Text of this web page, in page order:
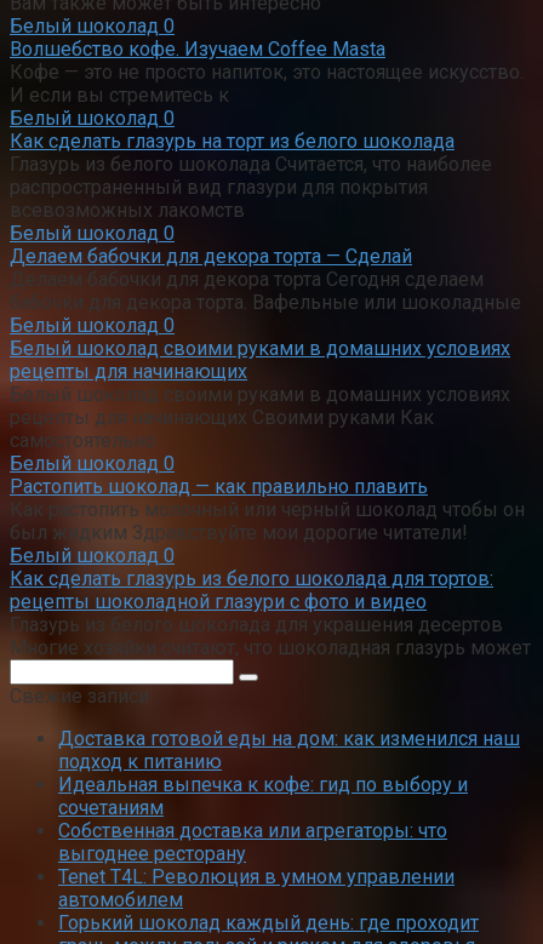
Белый шоколад 0
Волшебство кофе. Изучаем Coffee Masta
Кофе — это не просто напиток, это настоящее искусство.
И если вы стремитесь к
Белый шоколад 0
Как сделать глазурь на торт из белого шоколада
Глазурь из белого шоколада Считается, что наиболее
распространенный вид глазури для покрытия
всевозможных лакомств
Белый шоколад 0
Делаем бабочки для декора торта — Сделай
Делаем бабочки для декора торта Сегодня сделаем
бабочки для декора торта. Вафельные или шоколадные
Белый шоколад 0
Белый шоколад своими руками в домашних условиях
рецепты для начинающих
Белый шоколад своими руками в домашних условиях
рецепты для начинающих Своими руками Как
самостоятельно
Белый шоколад 0
Растопить шоколад — как правильно плавить
Как растопить молочный или черный шоколад чтобы он
был жидким Здравствуйте мои дорогие читатели!
Белый шоколад 0
Как сделать глазурь из белого шоколада для тортов:
рецепты шоколадной глазури с фото и видео
Глазурь из белого шоколада для украшения десертов
Многие хозяйки считают, что шоколадная глазурь может
Свежие записи
Доставка готовой еды на дом: как изменился наш
подход к питанию
Идеальная выпечка к кофе: гид по выбору и
сочетаниям
Собственная доставка или агрегаторы: что
выгоднее ресторану
Tenet T4L: Революция в умном управлении
автомобилем
Горький шоколад каждый день: где проходит